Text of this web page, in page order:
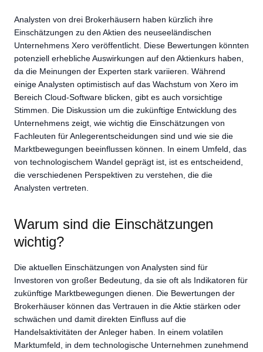
Analysten von drei Brokerhäusern haben kürzlich ihre
Einschätzungen zu den Aktien des neuseeländischen
Unternehmens Xero veröffentlicht. Diese Bewertungen könnten
potenziell erhebliche Auswirkungen auf den Aktienkurs haben,
da die Meinungen der Experten stark variieren. Während
einige Analysten optimistisch auf das Wachstum von Xero im
Bereich Cloud-Software blicken, gibt es auch vorsichtige
Stimmen. Die Diskussion um die zukünftige Entwicklung des
Unternehmens zeigt, wie wichtig die Einschätzungen von
Fachleuten für Anlegerentscheidungen sind und wie sie die
Marktbewegungen beeinflussen können. In einem Umfeld, das
von technologischem Wandel geprägt ist, ist es entscheidend,
die verschiedenen Perspektiven zu verstehen, die die
Analysten vertreten.
Warum sind die Einschätzungen
wichtig?
Die aktuellen Einschätzungen von Analysten sind für
Investoren von großer Bedeutung, da sie oft als Indikatoren für
zukünftige Marktbewegungen dienen. Die Bewertungen der
Brokerhäuser können das Vertrauen in die Aktie stärken oder
schwächen und damit direkten Einfluss auf die
Handelsaktivitäten der Anleger haben. In einem volatilen
Marktumfeld, in dem technologische Unternehmen zunehmend